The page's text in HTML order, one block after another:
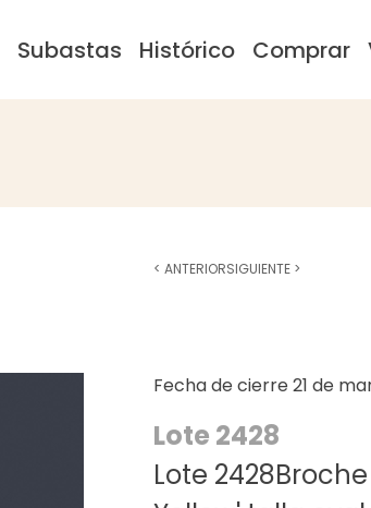
Subastas Histórico Comprar
Fecha de cierre 21 de
Lote 2428
Lote
< ANTERIORSIGUIENTE >